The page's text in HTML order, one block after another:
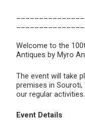
Welcome to the
Antiques by Myro
The event will take
premises in
our regular activities.
Event Details